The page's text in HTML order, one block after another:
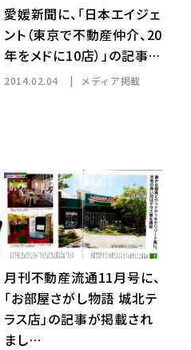
愛媛新聞に、「日本エイジェ
ント（東京で不動産仲介、20
年をメドに10店）」の記事…
2014.02.04 メディア掲載
月刊不動産流通11月号に、
「お部屋さがし物語 城北テ
ラス店」の記事が掲載され
まし…